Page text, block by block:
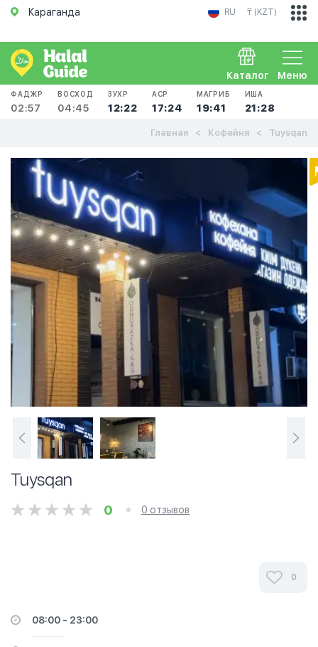
Караганда RU ₸ (KZT)
Меню
Каталог
ФАДЖР
02:57
ВОСХОД
04:45
ЗУХР
12:22
АСР
17:24
МАГРИБ
19:41
ИША
21:28
Главная Кофейня Tuysqan
Tuysqan
0 0 отзывов
0
08:00 - 23:00